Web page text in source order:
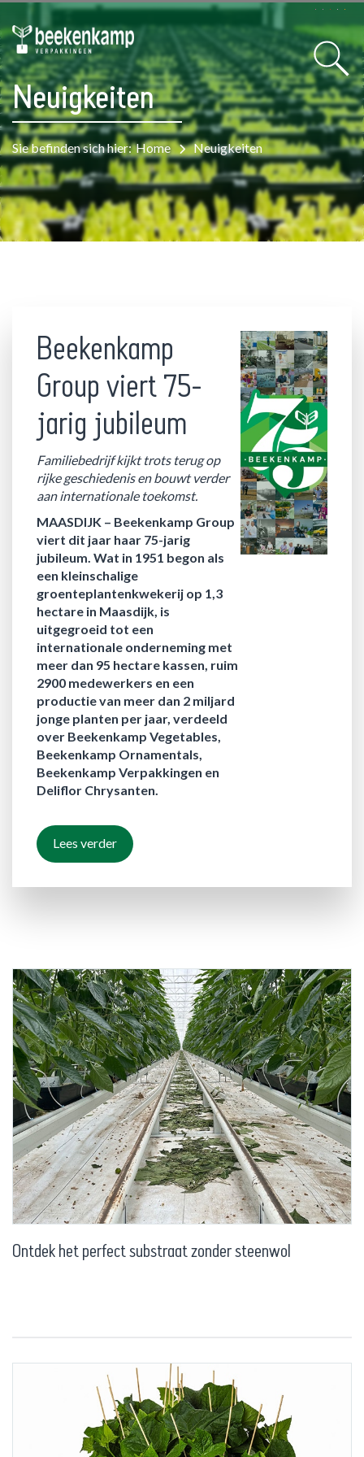
Neuigkeiten
Sie befinden sich hier: Home Neuigkeiten
Beekenkamp
Group viert 75-
jarig jubileum
Familiebedrijf kijkt trots terug op
rijke geschiedenis en bouwt verder
aan internationale toekomst.
MAASDIJK – Beekenkamp Group
viert dit jaar haar 75-jarig
jubileum. Wat in 1951 begon als
een kleinschalige
groenteplantenkwekerij op 1,3
hectare in Maasdijk, is
uitgegroeid tot een
internationale onderneming met
meer dan 95 hectare kassen, ruim
2900 medewerkers en een
productie van meer dan 2 miljard
jonge planten per jaar, verdeeld
over Beekenkamp Vegetables,
Beekenkamp Ornamentals,
Beekenkamp Verpakkingen en
Deliflor Chrysanten.
Lees verder
Ontdek het perfect substraat zonder steenwol